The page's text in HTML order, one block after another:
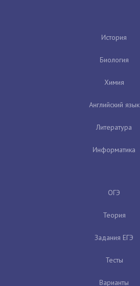
История
Биология
Химия
Английский язык
Литература
Информатика
ОГЭ
Теория
Задания ЕГЭ
Тесты
Варианты